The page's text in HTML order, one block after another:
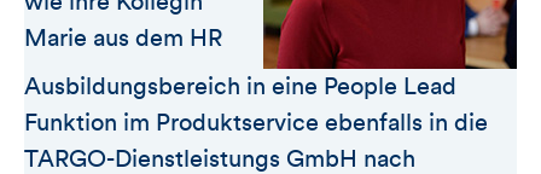
Marie aus dem HR
Ausbildungsbereich in eine People Lead
Funktion im Produktservice ebenfalls in die
TARGO-Dienstleistungs GmbH nach